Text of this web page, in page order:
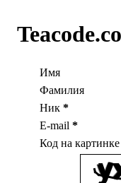
Имя
Фамилия
Ник *
E-mail *
Код на